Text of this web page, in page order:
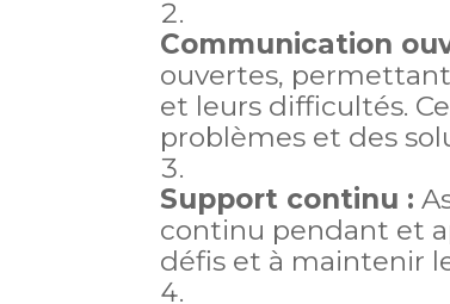
Communication
ouvertes,
et leurs difficultés.
problèmes et des
Support continu :
continu pendant et
défis et à maintenir